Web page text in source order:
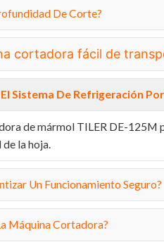
De Corte?
cortadora fácil de
Sistema De Refrigeración
de mármol TILER DE-125M
la hoja.
Un Funcionamiento Seguro?
Máquina Cortadora?